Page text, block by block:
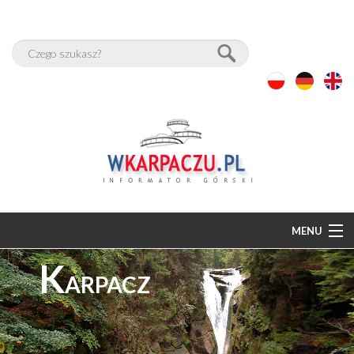
MENU
START
BAZA NOCLEGÓW
PAKIETY
KARPACZ